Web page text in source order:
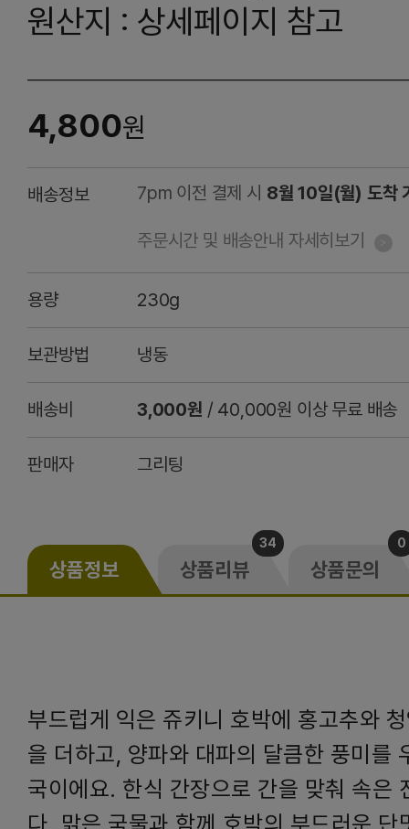
원산지 : 상세페이지 참고
4,800원
배송정보 7pm 이전 결제 시 8월 10일(월) 도착
주문시간 및 배송안내 자세히보기
용량 230g
보관방법 냉동
배송비 3,000원 / 40,000원 이상 무료 배송
판매자 그리팅
상품정보 상품리뷰
34
상품문의
0
부드럽게 익은 쥬키니 호박에 홍고추와
을 더하고, 양파와 대파의 달큼한 풍미를
국이에요. 한식 간장으로 간을 맞춰 속은
다. 맑은 국물과 함께 호박의 부드러운 단